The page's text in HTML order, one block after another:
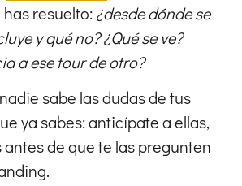
resuelto:¿desde dónde se
y qué no? ¿Qué se ve?
a ese tour de otro?
sabe las dudas de tus
ya sabes: anticípate a ellas,
antes de que te las pregunten